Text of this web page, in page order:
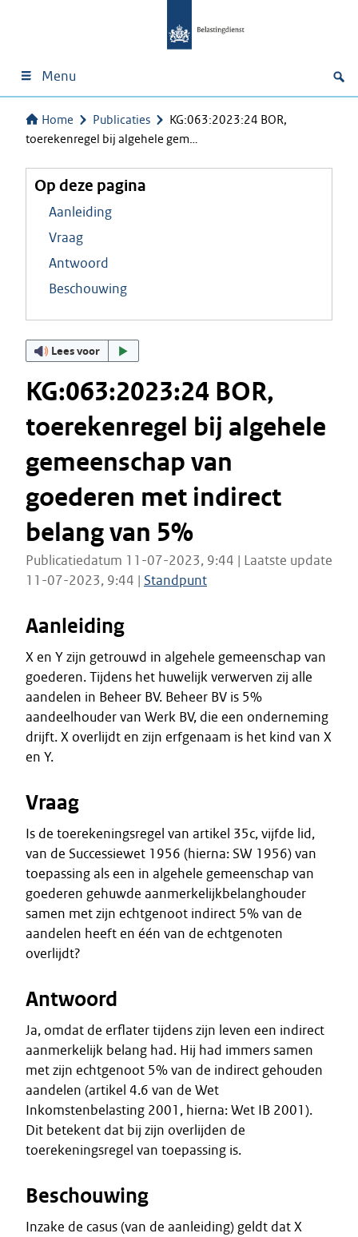
Menu
Home Publicaties
KG:063:2023:24 BOR,
toerekenregel bij algehele gem…
Op deze pagina
Aanleiding
Vraag
Antwoord
Beschouwing
Lees voor
KG:063:2023:24 BOR,
toerekenregel bij algehele
gemeenschap van
goederen met indirect
belang van 5%
Publicatiedatum 11-07-2023, 9:44 | Laatste update
11-07-2023, 9:44 | Standpunt
Aanleiding
X en Y zijn getrouwd in algehele gemeenschap van
goederen. Tijdens het huwelijk verwerven zij alle
aandelen in Beheer BV. Beheer BV is 5%
aandeelhouder van Werk BV, die een onderneming
drijft. X overlijdt en zijn erfgenaam is het kind van X
en Y.
Vraag
Is de toerekeningsregel van artikel 35c, vijfde lid,
van de Successiewet 1956 (hierna: SW 1956) van
toepassing als een in algehele gemeenschap van
goederen gehuwde aanmerkelijkbelanghouder
samen met zijn echtgenoot indirect 5% van de
aandelen heeft en één van de echtgenoten
overlijdt?
Antwoord
Ja, omdat de erflater tijdens zijn leven een indirect
aanmerkelijk belang had. Hij had immers samen
met zijn echtgenoot 5% van de indirect gehouden
aandelen (artikel 4.6 van de Wet
Inkomstenbelasting 2001, hierna: Wet IB 2001).
Dit betekent dat bij zijn overlijden de
toerekeningsregel van toepassing is.
Beschouwing
Inzake de casus (van de aanleiding) geldt dat X